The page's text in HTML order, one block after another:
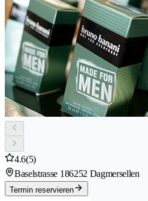
4.6(5)
Baselstrasse 186252 Dagmersellen
Termin reservieren